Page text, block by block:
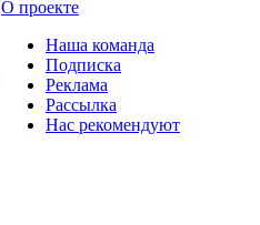
О проекте
Наша команда
Подписка
Реклама
Рассылка
Нас рекомендуют